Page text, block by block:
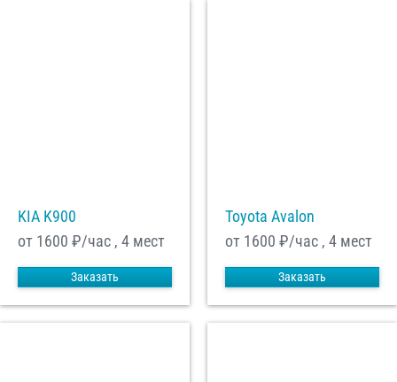
KIA K900
от 1600 ₽/час , 4 мест
Заказать
Toyota Avalon
от 1600 ₽/час , 4 мест
Заказать